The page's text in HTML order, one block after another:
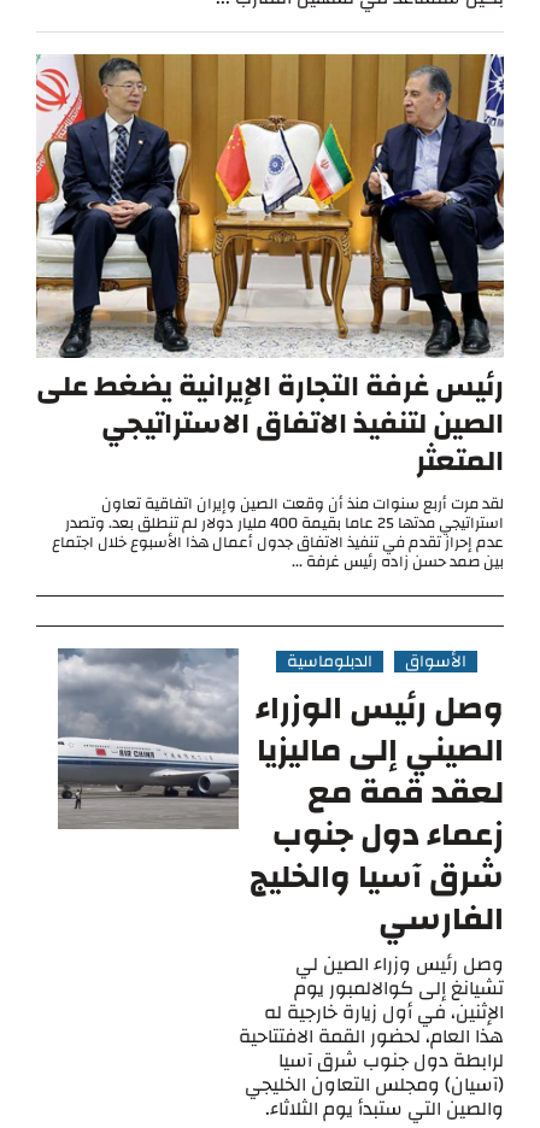
رئيس غرفة التجارة الإيرانية يضغط على
الصين لتنفيذ الاتفاق الاستراتيجي
المتعثر
لقد مرت أربع سنوات منذ أن وقعت الصين وإيران اتفاقية تعاون
استراتيجي مدتها 25 عاما بقيمة 400 مليار دولار لم تنطلق بعد. وتصدر
عدم إحراز تقدم في تنفيذ الاتفاق جدول أعمال هذا الأسبوع خلال اجتماع
بين صمد حسن زاده رئيس غرفة ...
الأسواق الدبلوماسية
وصل رئيس الوزراء
الصيني إلى ماليزيا
لعقد قمة مع
زعماء دول جنوب
شرق آسيا والخليج
الفارسي
وصل رئيس وزراء الصين لي
تشيانغ إلى كوالالمبور يوم
الإثنين، في أول زيارة خارجية له
هذا العام، لحضور القمة الافتتاحية
لرابطة دول جنوب شرق آسيا
(آسيان) ومجلس التعاون الخليجي
والصين التي ستبدأ يوم الثلاثاء.